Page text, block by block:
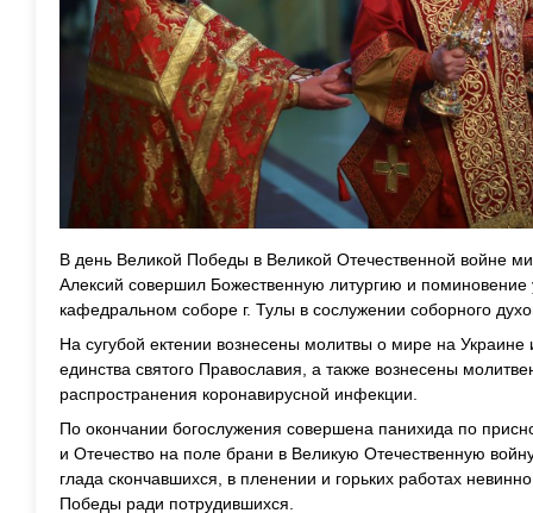
В день Великой Победы в Великой Отечественной войне
Алексий совершил Божественную литургию и поминовение
кафедральном соборе г. Тулы в сослужении соборного
На сугубой ектении вознесены молитвы о мире на
единства святого Православия, а также вознесены
распространения коронавирусной инфекции.
По окончании богослужения совершена панихида по
и Отечество на поле брани в Великую Отечественную
глада скончавшихся, в пленении и горьких работах
Победы ради потрудившихся.